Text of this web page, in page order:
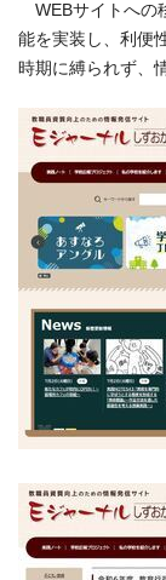
WEBサイトへの
能を実装し、利便
時期に縛られず、